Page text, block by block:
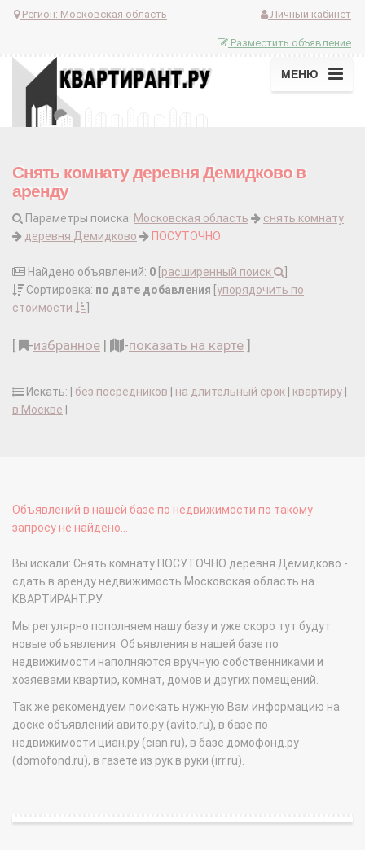
Регион: Московская область Личный кабинет
Разместить объявление
МЕНЮ
Снять комнату деревня Демидково в
аренду
Параметры поиска: Московская область
снять комнату
деревня Демидково
ПОСУТОЧНО
Найдено объявлений: 0 расширенный поиск
Сортировка: по дате добавления упорядочить по
стоимости
-избранное | -показать на карте
Искать: | без посредников на длительный срок квартиру
в Москве
Объявлений в нашей базе по недвижимости по такому
запросу не найдено...
Вы искали: Снять комнату ПОСУТОЧНО деревня Демидково -
сдать в аренду недвижимость Московская область на
КВАРТИРАНТ.РУ
Мы регулярно пополняем нашу базу и уже скоро тут будут
новые объявления. Объявления в нашей базе по
недвижимости наполняются вручную собственниками и
хозяевами квартир, комнат, домов и других помещений.
Так же рекомендуем поискать нужную Вам информацию на
доске объявлений авито.ру (avito.ru), в базе по
недвижимости циан.ру (cian.ru), в базе домофонд.ру
(domofond.ru), в газете из рук в руки (irr.ru).